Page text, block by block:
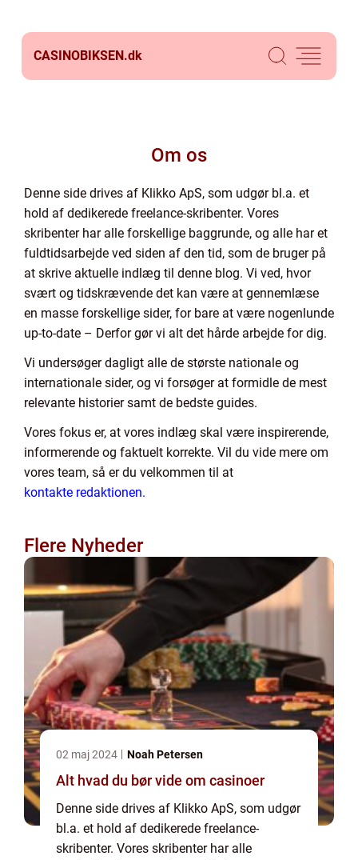
CASINOBIKSEN.dk
Om os
Denne side drives af Klikko ApS, som udgør bl.a. et
hold af dedikerede freelance-skribenter. Vores
skribenter har alle forskellige baggrunde, og alle har et
fuldtidsarbejde ved siden af den tid, som de bruger på
at skrive aktuelle indlæg til denne blog. Vi ved, hvor
svært og tidskrævende det kan være at gennemlæse
en masse forskellige sider, for bare at være nogenlunde
up-to-date – Derfor gør vi alt det hårde arbejde for dig.
Vi undersøger dagligt alle de største nationale og
internationale sider, og vi forsøger at formidle de mest
relevante historier samt de bedste guides.
Vores fokus er, at vores indlæg skal være inspirerende,
informerende og faktuelt korrekte. Vil du vide mere om
vores team, så er du velkommen til at
kontakte redaktionen.
Flere Nyheder
02 maj 2024 Noah Petersen
Alt hvad du bør vide om casinoer
Denne side drives af Klikko ApS, som udgør
bl.a. et hold af dedikerede freelance-
skribenter. Vores skribenter har alle